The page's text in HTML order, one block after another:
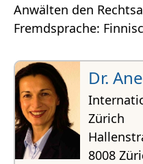
Anwälten den
Fremdsprache:
Dr.
Zürich
8008